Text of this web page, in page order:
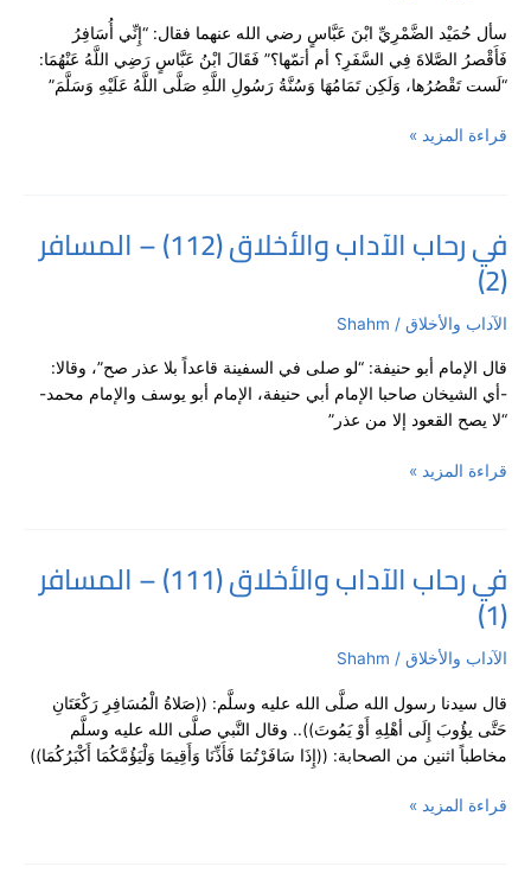
سأل حُمَيْد الضَّمْرِيِّ ابْنَ عَبَّاسٍ رضي الله عنهما فقال: “إِنِّي أُسَافِرُ
فَأَقْصرُ الصَّلاةَ فِي السَّفَرِ؟ أم أتمّها؟” فَقَالَ ابْنُ عَبَّاسٍ رَضِي اللَّهُ عَنْهُمَا:
“لَست تَقْصُرُها، وَلَكِن تَمَامُهَا وَسُنَّةُ رَسُولِ اللَّهِ صَلَّى اللَّهُ عَلَيْهِ وَسَلَّمَ”
–
صلاة
المسافر
الخوف
قراءة المزيد »
في رحاب الآداب والأخلاق (112) – المسافر
(2)
الآداب والأخلاق /
Shahm
قال الإمام أبو حنيفة: “لو صلى في السفينة قاعداً بلا عذر صح”، وقالا:
-أي الشيخان صاحبا الإمام أبي حنيفة، الإمام أبو يوسف والإمام محمد-
“لا يصح القعود إلا من عذر”
في
رحاب
الآداب
والأخلاق
–
المسافر
(2)
قراءة المزيد »
في رحاب الآداب والأخلاق (111) – المسافر
(1)
الآداب والأخلاق /
Shahm
قال سيدنا رسول الله صلَّى الله عليه وسلَّم: ((صَلاةُ الْمُسَافِرِ رَكْعَتَانِ
حَتَّى يؤُوبَ إِلَى أهْلِهِ أَوْ يَمُوتَ)).. وقال النَّبي صلَّى الله عليه وسلَّم
مخاطباً اثنين من الصحابة: ((إِذَا سَافَرْتُمَا فَأَذِّنَا وَأَقِيمَا وَلْيَؤُمَّكُمَا أَكْبَرُكُمَا))
في
رحاب
الآداب
والأخلاق
–
المسافر
(1)
قراءة المزيد »